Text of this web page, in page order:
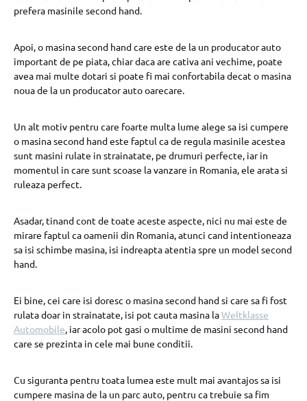
prefera masinile second hand.
Apoi, o masina second hand care este de la un producator auto
important de pe piata, chiar daca are cativa ani vechime, poate
avea mai multe dotari si poate fi mai confortabila decat o masina
noua de la un producator auto oarecare.
Un alt motiv pentru care foarte multa lume alege sa isi cumpere
o masina second hand este faptul ca de regula masinile acestea
sunt masini rulate in strainatate, pe drumuri perfecte, iar in
momentul in care sunt scoase la vanzare in Romania, ele arata si
ruleaza perfect.
Asadar, tinand cont de toate aceste aspecte, nici nu mai este de
mirare faptul ca oamenii din Romania, atunci cand intentioneaza
sa isi schimbe masina, isi indreapta atentia spre un model second
hand.
Ei bine, cei care isi doresc o masina second hand si care sa fi fost
rulata doar in strainatate, isi pot cauta masina laWeltklasse
Automobile, iar acolo pot gasi o multime de masini second hand
care se prezinta in cele mai bune conditii.
Cu siguranta pentru toata lumea este mult mai avantajos sa isi
cumpere masina de la un parc auto, pentru ca trebuie sa fim